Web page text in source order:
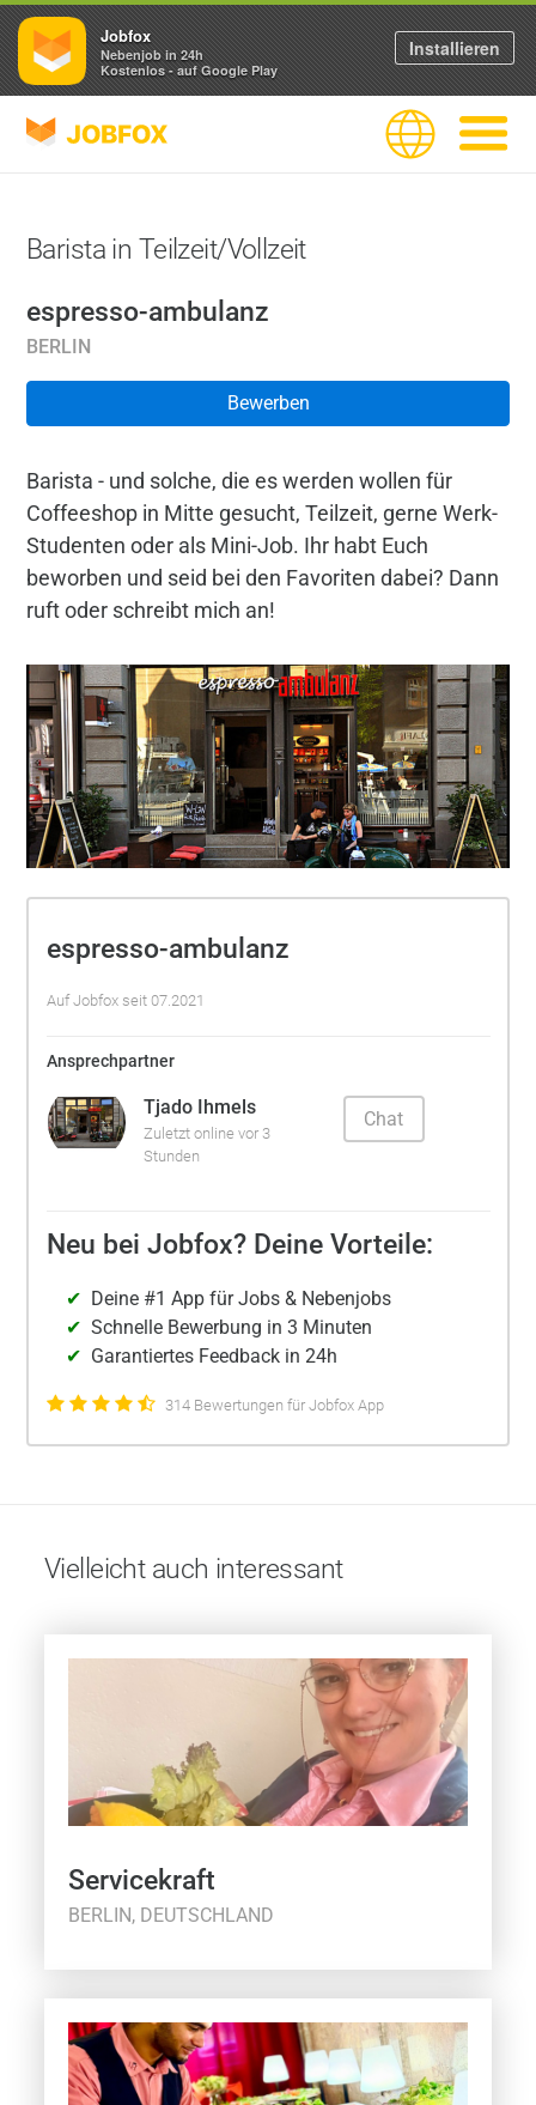
JOBFOX Sprache
Barista in Teilzeit/Vollzeit
espresso-ambulanz
BERLIN
Bewerben
Barista - und solche, die es werden wollen für
Coffeeshop in Mitte gesucht, Teilzeit, gerne Werk-
Studenten oder als Mini-Job. Ihr habt Euch
beworben und seid bei den Favoriten dabei? Dann
ruft oder schreibt mich an!
espresso-ambulanz
Auf Jobfox seit 07.2021
Ansprechpartner
Tjado Ihmels
Zuletzt online vor 3
Stunden
Chat
Neu bei Jobfox? Deine Vorteile:
Deine #1 App für Jobs & Nebenjobs
Schnelle Bewerbung in 3 Minuten
Garantiertes Feedback in 24h
314 Bewertungen für Jobfox App
Vielleicht auch interessant
Servicekraft
BERLIN, DEUTSCHLAND
Jobfox
Nebenjob in 24h
Kostenlos - auf Google Play
Installieren